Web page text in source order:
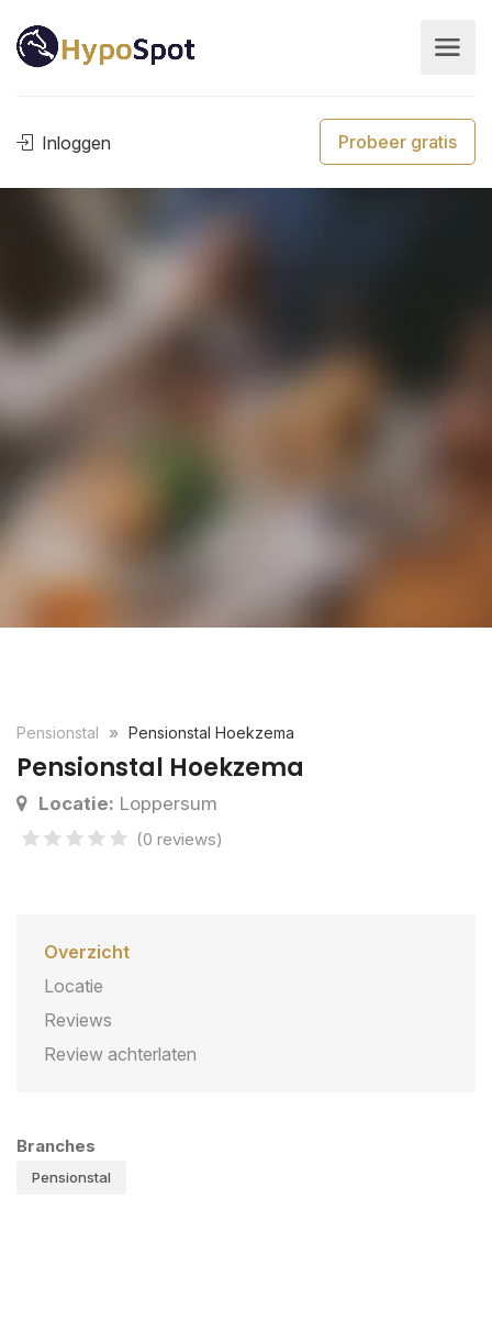
Inloggen Probeer gratis
Pensionstal Pensionstal Hoekzema
Pensionstal Hoekzema
Locatie: Loppersum
(0 reviews)
Overzicht
Locatie
Reviews
Review achterlaten
Branches
Pensionstal